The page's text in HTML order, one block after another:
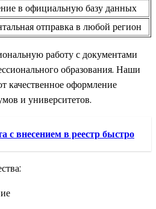
в официальную базу данных
отправка в любой регион
работу с документами
образования. Наши
качественное оформление
и университетов.
с внесением в реестр быстро